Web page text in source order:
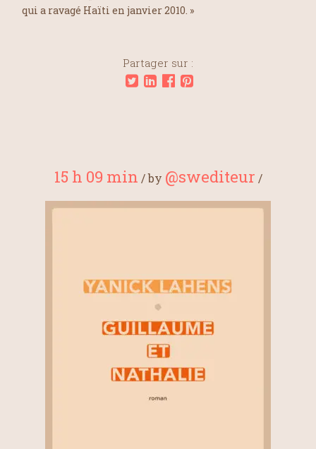
qui a ravagé Haïti en janvier 2010. »
Partager sur :
15 h 09 min /by @swediteur /